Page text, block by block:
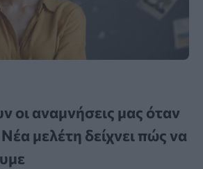
οι αναμνήσεις μας όταν
μελέτη δείχνει πώς να